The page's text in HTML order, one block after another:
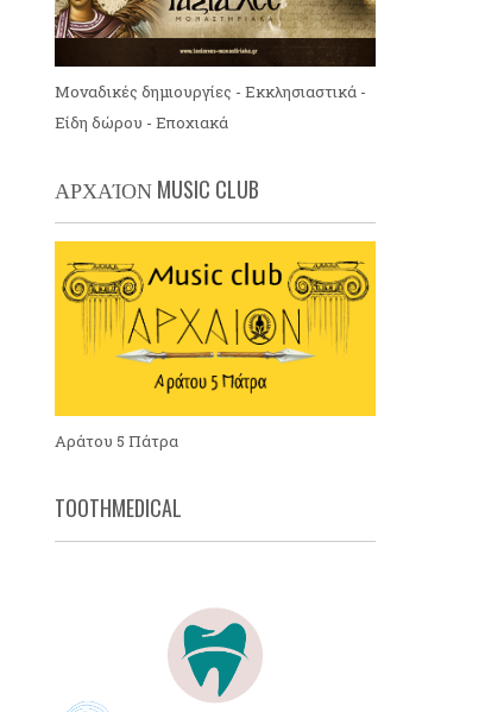
Μοναδικές δημιουργίες - Εκκλησιαστικά -
Είδη δώρου - Εποχιακά
ΑΡΧΑΊΟΝ MUSIC CLUB
Αράτου 5 Πάτρα
TOOTHMEDICAL